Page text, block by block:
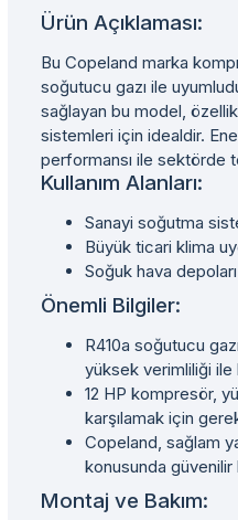
Ürün Açıklaması:
Bu Copeland marka
soğutucu gazı ile
sağlayan bu model,
sistemleri için idealdir.
performansı ile sektörde
Kullanım Alanları:
Sanayi soğutma
Büyük ticari klima
Soğuk hava
Önemli Bilgiler:
R410a soğutucu
yüksek verimliliği ile
12 HP kompresör,
karşılamak için
Copeland, sağlam
konusunda güvenilir
Montaj ve Bakım: